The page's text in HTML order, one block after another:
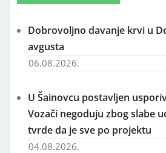
Dobrovoljno davanje krvi u
avgusta
06.08.2026.
U Šainovcu postavljen
Vozači negoduju zbog slabe
tvrde da je sve po projektu
04.08.2026.